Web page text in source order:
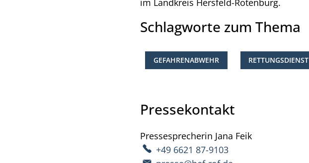
im Landkreis Hersfeld-Rotenburg.
Schlagworte zum Thema
GEFAHRENABWEHR RETTUNGSDIENST
Pressekontakt
Pressesprecherin Jana Feik
+49 6621 87-9103